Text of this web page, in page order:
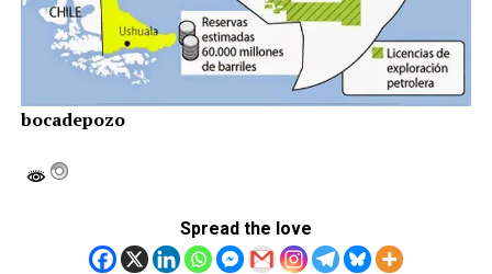
bocadepozo
Spread the love